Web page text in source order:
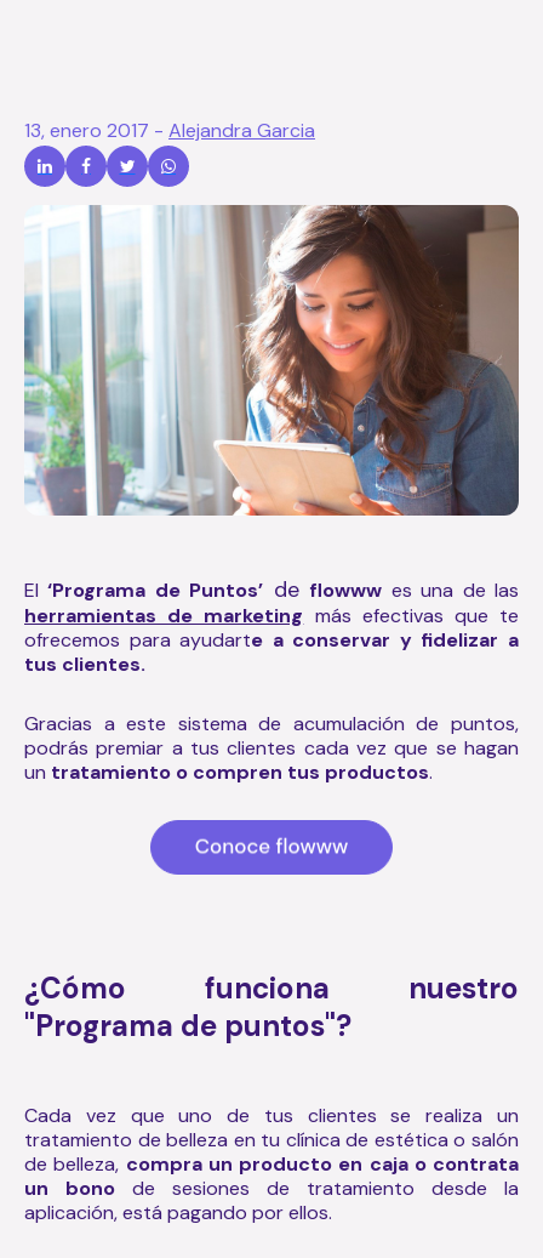
13, enero 2017 - Alejandra Garcia
El‘Programa de Puntos’ deflowww es una de las
herramientas de marketing más efectivas que te
ofrecemos para ayudarte a conservar y fidelizar a
tus clientes.
Gracias a este sistema de acumulación de puntos,
podrás premiar a tus clientes cada vez que se hagan
un tratamiento o compren tus productos.
¿Cómo funciona nuestro
"Programa de puntos"?
Cada vez que uno de tus clientes se realiza un
tratamiento de belleza en tu clínica de estética o salón
de belleza, compra un producto en caja o contrata
un bono de sesiones de tratamiento desde la
aplicación, está pagando por ellos.